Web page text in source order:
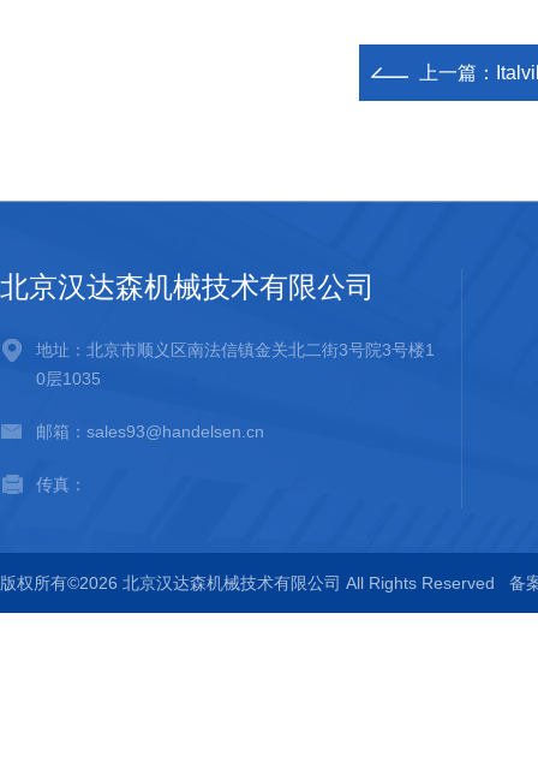
上一篇：
北京汉达森机械技术有限公司
地址：北京市顺义区南法信镇金关北二街3号院3号楼1
0层1035
邮箱：sales93@handelsen.cn
传真：
版权所有©2026 北京汉达森机械技术有限公司 All Rights Reserved 备